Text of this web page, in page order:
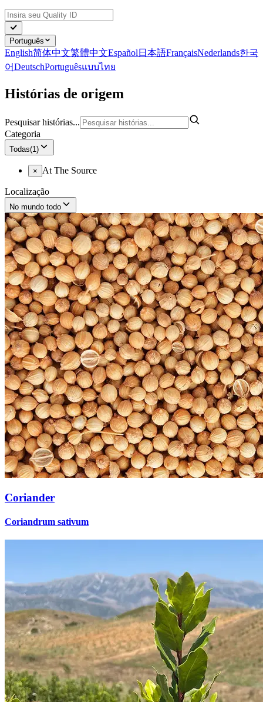
Português
English简体中文繁體中文Español 日本語FrançaisNederlands한국
어DeutschPortuguêsแบบไทย
Histórias de origem
Pesquisar histórias...
Categoria
Todas(1 )
× At The Source
Localização
No mundo todo
Coriander
Coriandrum sativum